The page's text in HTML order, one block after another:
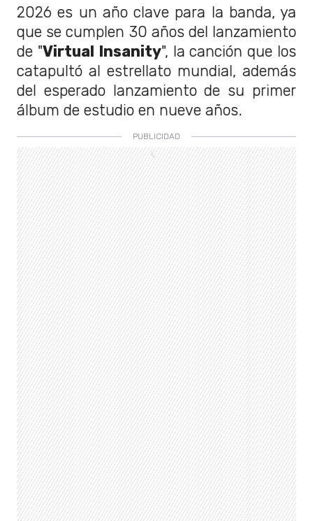
2026 es un año clave para la banda, ya
que se cumplen 30 años del lanzamiento
de "Virtual Insanity", la canción que los
catapultó al estrellato mundial, además
del esperado lanzamiento de su primer
álbum de estudio en nueve años.